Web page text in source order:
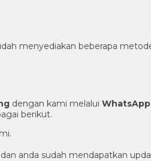
menyediakan beberapa
dengan kami melalui WhatsApp
berikut.
anda sudah mendapatkan